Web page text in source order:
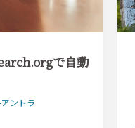
で自動
ントラ